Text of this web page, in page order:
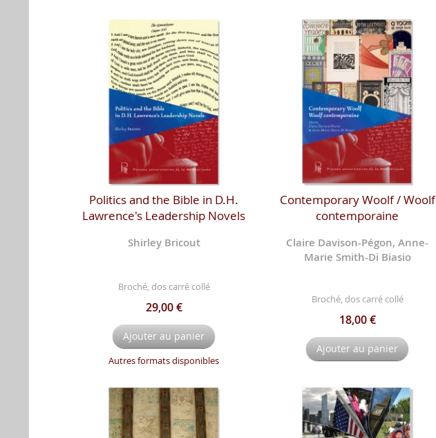
Politics and the Bible in D.H.
Lawrence's Leadership Novels
Shirley Bricout
Broché, dos carré collé
29,00 €
Ajouter au panier
Autres formats disponibles
Contemporary Woolf / Woolf
contemporaine
Claire Davison-Pégon, Anne-
Marie Smith-Di Biasio
Broché, dos carré collé
18,00 €
Ajouter au panier